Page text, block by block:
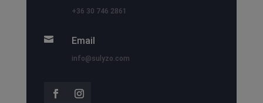
+36 30 746 2861
 Email
info@sulyzo.com